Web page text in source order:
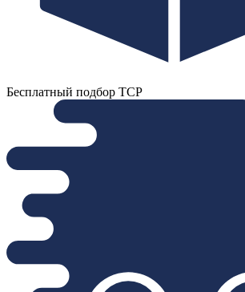
Бесплатный подбор ТСР